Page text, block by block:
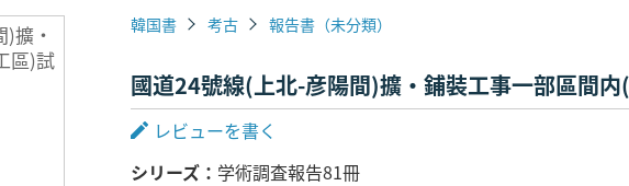
擴・
區)試
韓国書 考古 報告書（未分類）
國道24號線(上北-彦陽間)擴・鋪裝工事一部區間
レビューを書く
シリーズ
学術調査報告81冊